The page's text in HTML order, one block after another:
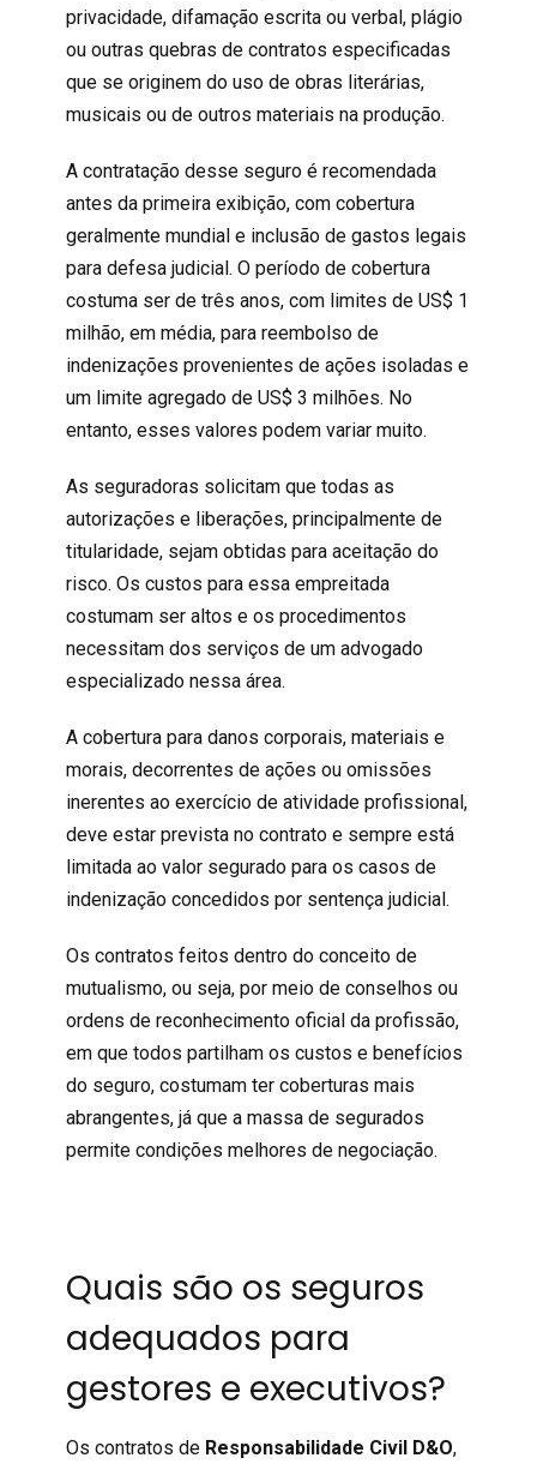
privacidade, difamação escrita ou verbal, plágio
ou outras quebras de contratos especificadas
que se originem do uso de obras literárias,
musicais ou de outros materiais na produção.
A contratação desse seguro é recomendada
antes da primeira exibição, com cobertura
geralmente mundial e inclusão de gastos legais
para defesa judicial. O período de cobertura
costuma ser de três anos, com limites de US$ 1
milhão, em média, para reembolso de
indenizações provenientes de ações isoladas e
um limite agregado de US$ 3 milhões. No
entanto, esses valores podem variar muito.
As seguradoras solicitam que todas as
autorizações e liberações, principalmente de
titularidade, sejam obtidas para aceitação do
risco. Os custos para essa empreitada
costumam ser altos e os procedimentos
necessitam dos serviços de um advogado
especializado nessa área.
A cobertura para danos corporais, materiais e
morais, decorrentes de ações ou omissões
inerentes ao exercício de atividade profissional,
deve estar prevista no contrato e sempre está
limitada ao valor segurado para os casos de
indenização concedidos por sentença judicial.
Os contratos feitos dentro do conceito de
mutualismo, ou seja, por meio de conselhos ou
ordens de reconhecimento oficial da profissão,
em que todos partilham os custos e benefícios
do seguro, costumam ter coberturas mais
abrangentes, já que a massa de segurados
permite condições melhores de negociação.
Quais são os seguros
adequados para
gestores e executivos?
Os contratos de Responsabilidade Civil D&O,